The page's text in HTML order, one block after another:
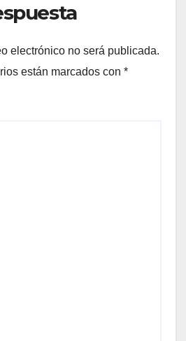
electrónico no será publicada.
están marcados con *